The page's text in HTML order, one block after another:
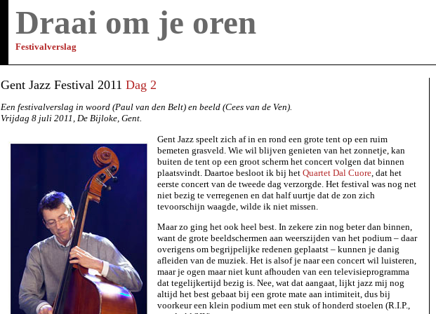
Draai om je oren
Festivalverslag
Gent Jazz Festival 2011 Dag 2
Een festivalverslag in woord (Paul van den Belt) en beeld (Cees van de Ven).
Vrijdag 8 juli 2011, De Bijloke, Gent.
Gent Jazz speelt zich af in en rond een grote tent op een ruim
bemeten grasveld. Wie wil blijven genieten van het zonnetje, kan
buiten de tent op een groot scherm het concert volgen dat binnen
plaatsvindt. Daartoe besloot ik bij het Quartet Dal Cuore , dat het
eerste concert van de tweede dag verzorgde. Het festival was nog net
niet bezig te verregenen en dat half uurtje dat de zon zich
tevoorschijn waagde, wilde ik niet missen.
Maar zo ging het ook heel best. In zekere zin nog beter dan binnen,
want de grote beeldschermen aan weerszijden van het podium – daar
overigens om begrijpelijke redenen geplaatst – kunnen je danig
afleiden van de muziek. Het is alsof je naar een concert wil luisteren,
maar je ogen maar niet kunt afhouden van een televisieprogramma
dat tegelijkertijd bezig is. Nee, wat dat aangaat, lijkt jazz mij nog
altijd het best gebaat bij een grote mate aan intimiteit, dus bij
voorkeur een klein podium met een stuk of honderd stoelen (R.I.P.,